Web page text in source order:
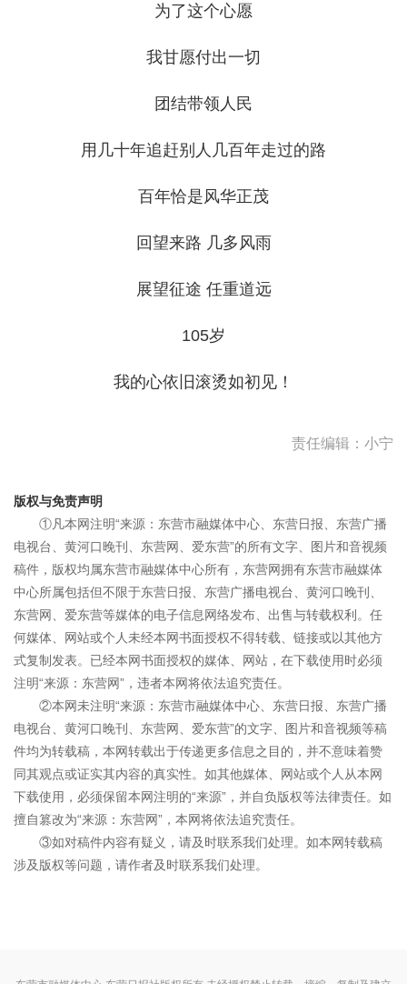
为了这个心愿
我甘愿付出一切
团结带领人民
用几十年追赶别人几百年走过的路
百年恰是风华正茂
回望来路 几多风雨
展望征途 任重道远
105岁
我的心依旧滚烫如初见！
责任编辑：小宁
版权与免责声明
①凡本网注明“来源：东营市融媒体中心、东营日报、东营广播
电视台、黄河口晚刊、东营网、爱东营”的所有文字、图片和音视频
稿件，版权均属东营市融媒体中心所有，东营网拥有东营市融媒体
中心所属包括但不限于东营日报、东营广播电视台、黄河口晚刊、
东营网、爱东营等媒体的电子信息网络发布、出售与转载权利。任
何媒体、网站或个人未经本网书面授权不得转载、链接或以其他方
式复制发表。已经本网书面授权的媒体、网站，在下载使用时必须
注明“来源：东营网”，违者本网将依法追究责任。
②本网未注明“来源：东营市融媒体中心、东营日报、东营广播
电视台、黄河口晚刊、东营网、爱东营”的文字、图片和音视频等稿
件均为转载稿，本网转载出于传递更多信息之目的，并不意味着赞
同其观点或证实其内容的真实性。如其他媒体、网站或个人从本网
下载使用，必须保留本网注明的“来源”，并自负版权等法律责任。如
擅自篡改为“来源：东营网”，本网将依法追究责任。
③如对稿件内容有疑义，请及时联系我们处理。如本网转载稿
涉及版权等问题，请作者及时联系我们处理。